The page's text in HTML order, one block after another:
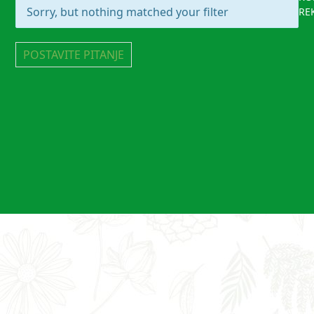
Sorry, but nothing matched your filter
POSTAVITE PITANJE